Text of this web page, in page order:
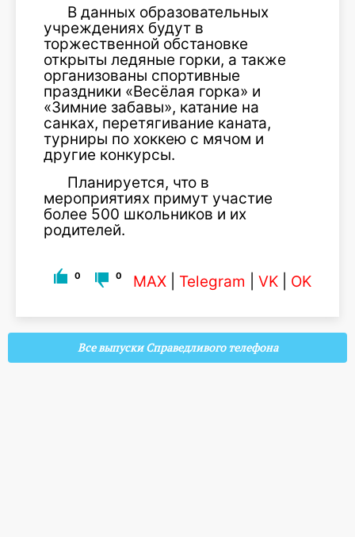
В данных образовательных
учреждениях будут в
торжественной обстановке
открыты ледяные горки, а также
организованы спортивные
праздники «Весёлая горка» и
«Зимние забавы», катание на
санках, перетягивание каната,
турниры по хоккею с мячом и
другие конкурсы.
Планируется, что в
мероприятиях примут участие
более 500 школьников и их
родителей.
0 0 MAX Telegram VK OK
Все выпуски Справедливого телефона